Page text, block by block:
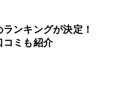
ランキングが決定！
コミも紹介